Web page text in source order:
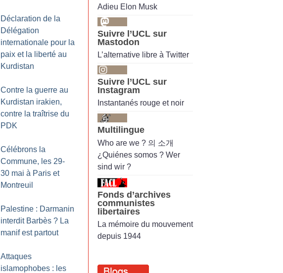
Déclaration de la
Délégation
internationale pour la
paix et la liberté au
Kurdistan
Contre la guerre au
Kurdistan irakien,
contre la traîtrise du
PDK
Célébrons la
Commune, les 29-
30 mai à Paris et
Montreuil
Palestine : Darmanin
interdit Barbès ? La
manif est partout
Attaques
islamophobes : les
Adieu Elon Musk
Suivre l’UCL sur
Mastodon
L’alternative libre à Twitter
Suivre l’UCL sur
Instagram
Instantanés rouge et noir
Multilingue
Who are we ? 의 소개
¿Quiénes somos ? Wer
sind wir ?
Fonds d’archives
communistes
libertaires
La mémoire du mouvement
depuis 1944